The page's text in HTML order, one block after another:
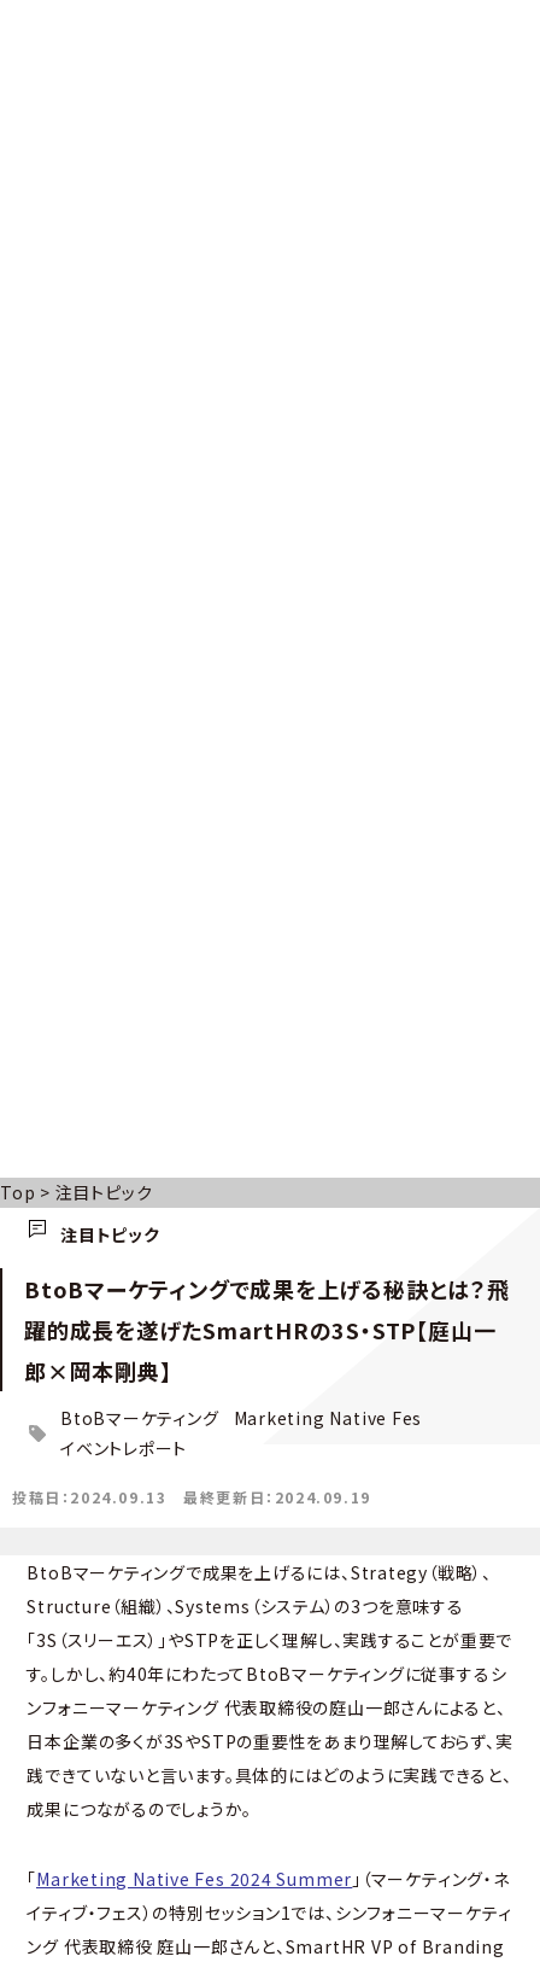
Top > 注目トピック
注目トピック
BtoBマーケティングで成果を上げる秘訣とは？飛
躍的成長を遂げたSmartHRの3S・STP【庭山一
郎×岡本剛典】
BtoBマーケティング
Marketing Native Fes
イベントレポート
投稿日：2024.09.13 最終更新日：2024.09.19
BtoBマーケティングで成果を上げるには、Strategy（戦略）、
Structure（組織）、Systems（システム）の3つを意味する
「3S（スリーエス）」やSTPを正しく理解し、実践することが重要で
す。しかし、約40年にわたってBtoBマーケティングに従事するシ
ンフォニーマーケティング 代表取締役の庭山一郎さんによると、
日本企業の多くが3SやSTPの重要性をあまり理解しておらず、実
践できていないと言います。具体的にはどのように実践できると、
成果につながるのでしょうか。
「Marketing Native Fes 2024 Summer 」（マーケティング・ネ
イティブ・フェス）の特別セッション1では、シンフォニーマーケティ
ング 代表取締役 庭山一郎さんと、SmartHR VP of Branding